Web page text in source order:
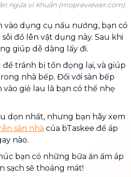
ngừa vi khuẩn (mopreviewer.com)
dụng cụ nấu nướng, bạn có
đổ lên vật dụng này. Sau khi
giúp dễ dàng lấy đi.
tránh bị tồn đọng lại, và giúp
nhà bếp. Đối với sàn bếp
giẻ lau là bạn có thể nhẹ
dọn nhất, nhưng bạn hãy xem
sàn nhà của bTaskee để áp
nào.
bạn có những bữa ăn ấm áp
sạch sẽ thoáng mát!